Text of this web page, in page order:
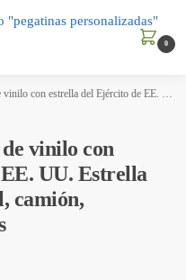
0
de EE. UU. Estrella Militar, para automóvil, camión, motocicleta, ATV y más
vinilo con
UU. Estrella
camión,